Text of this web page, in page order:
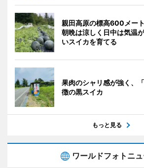
親田高原の標高600メート
朝晩は涼しく日中は気温
いスイカを育てる
果肉のシャリ感が強く、
徴の黒スイカ
もっと見る
ワールドフォトニ